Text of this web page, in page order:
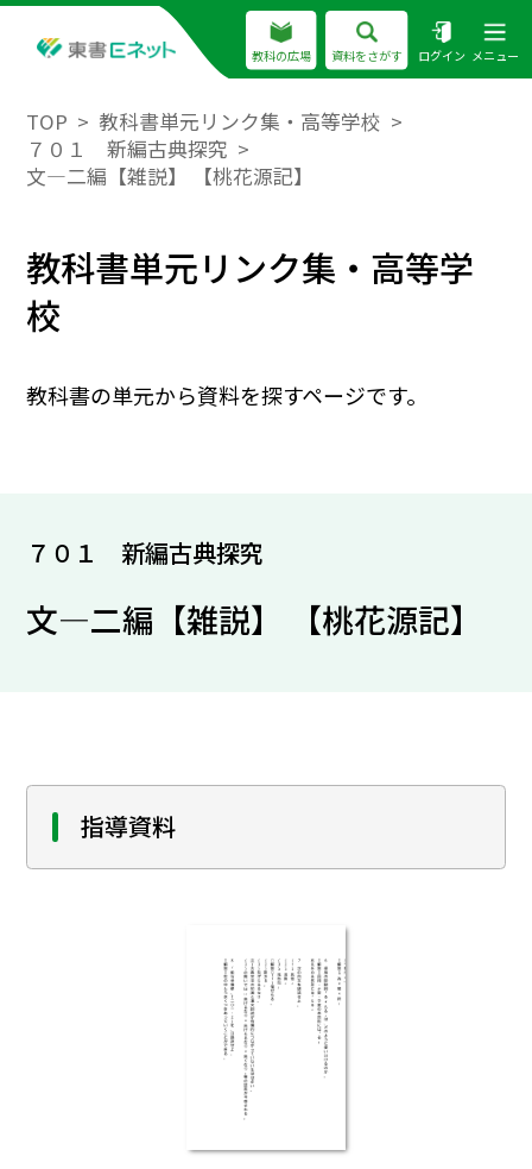
教科の広場 資料をさがす ログイン メニュー
TOP
教科書単元リンク集・高等学校
７０１ 新編古典探究
文―二編【雑説】 【桃花源記】
教科書単元リンク集・高等学
校
教科書の単元から資料を探すページです。
７０１ 新編古典探究
文―二編【雑説】 【桃花源記】
指導資料